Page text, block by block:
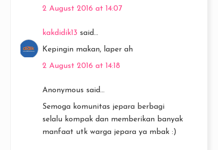
2 August 2016 at 14:07
kakdidik13 said...
Kepingin makan, laper ah
2 August 2016 at 14:18
Anonymous said...
Semoga komunitas jepara berbagi
selalu kompak dan memberikan banyak
manfaat utk warga jepara ya mbak :)